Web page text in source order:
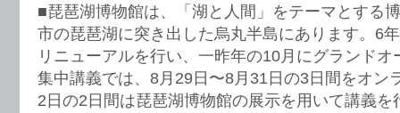
■琵琶湖博物館は、「湖と人間」をテーマとする
市の琵琶湖に突き出した烏丸半島にあります。6
リニューアルを行い、一昨年の10月にグランド
集中講義では、8月29日〜8月31日の3日間をオン
2日の2日間は琵琶湖博物館の展示を用いて講義を